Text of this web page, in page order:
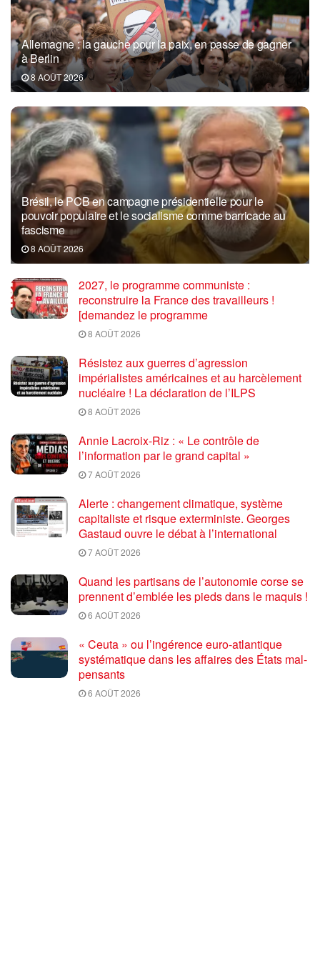
Allemagne : la gauche pour la paix, en passe de gagner
à Berlin
8 AOÛT 2026
Brésil, le PCB en campagne présidentielle pour le
pouvoir populaire et le socialisme comme barricade au
fascisme
8 AOÛT 2026
2027, le programme communiste :
reconstruire la France des travailleurs !
[demandez le programme
8 AOÛT 2026
Résistez aux guerres d’agression
impérialistes américaines et au harcèlement
nucléaire ! La déclaration de l’ILPS
8 AOÛT 2026
Annie Lacroix-Riz : « Le contrôle de
l’information par le grand capital »
7 AOÛT 2026
Alerte : changement climatique, système
capitaliste et risque exterministe. Georges
Gastaud ouvre le débat à l’international
7 AOÛT 2026
Quand les partisans de l’autonomie corse se
prennent d’emblée les pieds dans le maquis !
6 AOÛT 2026
« Ceuta » ou l’ingérence euro-atlantique
systématique dans les affaires des États mal-
pensants
6 AOÛT 2026